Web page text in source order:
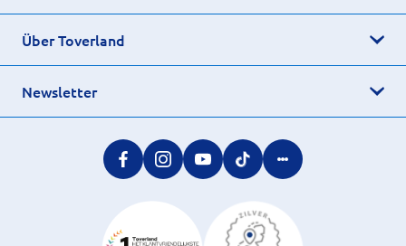
Über Toverland
Newsletter